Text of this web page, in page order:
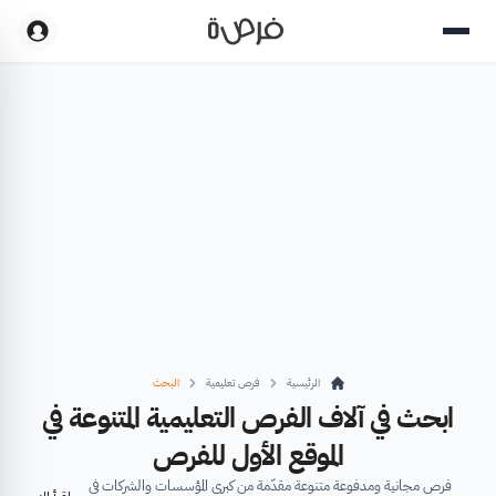
الرئيسية فرص تعليمية البحث
ابحث في آلاف الفرص التعليمية المتنوعة في
الموقع الأول للفرص
فرص مجانية ومدفوعة متنوعة مقدّمة من كبرى المؤسسات والشركات في